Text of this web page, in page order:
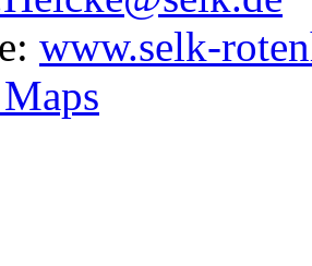
www.selk-